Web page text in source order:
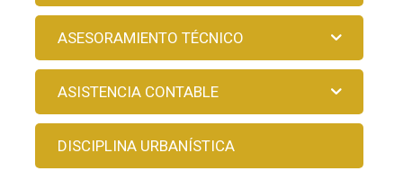
ASESORAMIENTO TÉCNICO
ASISTENCIA CONTABLE
DISCIPLINA URBANÍSTICA